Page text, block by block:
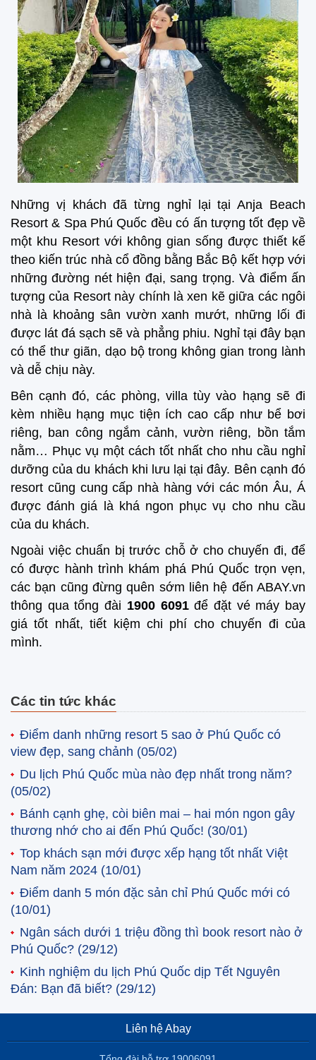
Những vị khách đã từng nghỉ lại tại Anja Beach
Resort & Spa Phú Quốc đều có ấn tượng tốt đẹp về
một khu Resort với không gian sống được thiết kế
theo kiến trúc nhà cổ đồng bằng Bắc Bộ kết hợp với
những đường nét hiện đại, sang trọng. Và điểm ấn
tượng của Resort này chính là xen kẽ giữa các ngôi
nhà là khoảng sân vườn xanh mướt, những lối đi
được lát đá sạch sẽ và phẳng phiu. Nghỉ tại đây bạn
có thể thư giãn, dạo bộ trong không gian trong lành
và dễ chịu này.
Bên cạnh đó, các phòng, villa tùy vào hạng sẽ đi
kèm nhiều hạng mục tiện ích cao cấp như bể bơi
riêng, ban công ngắm cảnh, vườn riêng, bồn tắm
nằm… Phục vụ một cách tốt nhất cho nhu cầu nghỉ
dưỡng của du khách khi lưu lại tại đây. Bên cạnh đó
resort cũng cung cấp nhà hàng với các món Âu, Á
được đánh giá là khá ngon phục vụ cho nhu cầu
của du khách.
Ngoài việc chuẩn bị trước chỗ ở cho chuyến đi, để
có được hành trình khám phá Phú Quốc trọn vẹn,
các bạn cũng đừng quên sớm liên hệ đến ABAY.vn
thông qua tổng đài 1900 6091để đặt vé máy bay
giá tốt nhất, tiết kiệm chi phí cho chuyến đi của
mình.
Các tin tức khác
Điểm danh những resort 5 sao ở Phú Quốc có
view đẹp, sang chảnh (05/02)
Du lịch Phú Quốc mùa nào đẹp nhất trong năm?
(05/02)
Bánh cạnh ghẹ, còi biên mai – hai món ngon gây
thương nhớ cho ai đến Phú Quốc! (30/01)
Top khách sạn mới được xếp hạng tốt nhất Việt
Nam năm 2024 (10/01)
Điểm danh 5 món đặc sản chỉ Phú Quốc mới có
(10/01)
Ngân sách dưới 1 triệu đồng thì book resort nào ở
Phú Quốc? (29/12)
Kinh nghiệm du lịch Phú Quốc dịp Tết Nguyên
Đán: Bạn đã biết? (29/12)
Liên hệ Abay